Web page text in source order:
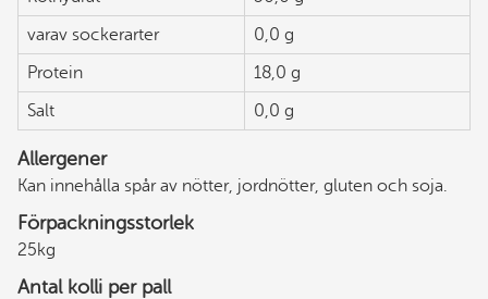
varav sockerarter
0,0 g
Protein
18,0 g
Salt
0,0 g
Allergener
Kan innehålla spår av nötter, jordnötter, gluten och soja.
Förpackningsstorlek
25kg
Antal kolli per pall